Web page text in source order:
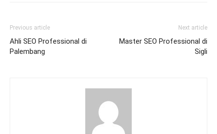
Previous article
Ahli SEO Professional di
Palembang
Next article
Master SEO Professional di
Sigli